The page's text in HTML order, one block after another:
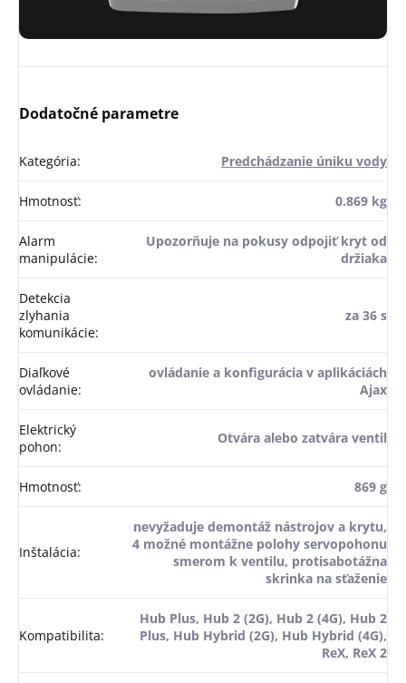
Dodatočné parametre
Kategória: Predchádzanie úniku vody
Hmotnosť: 0.869 kg
Alarm
manipulácie:
Upozorňuje na pokusy odpojiť kryt od
držiaka
Detekcia
zlyhania
komunikácie:
za 36 s
Diaľkové
ovládanie:
ovládanie a konfigurácia v aplikáciách
Ajax
Elektrický
pohon:
Otvára alebo zatvára ventil
Hmotnosť: 869 g
Inštalácia:
nevyžaduje demontáž nástrojov a krytu,
4 možné montážne polohy servopohonu
smerom k ventilu, protisabotážna
skrinka na sťaženie
Kompatibilita:
Hub Plus, Hub 2 (2G), Hub 2 (4G), Hub 2
Plus, Hub Hybrid (2G), Hub Hybrid (4G),
ReX, ReX 2